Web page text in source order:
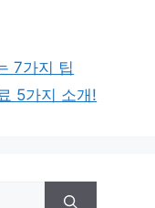
7가지 팁
5가지 소개!